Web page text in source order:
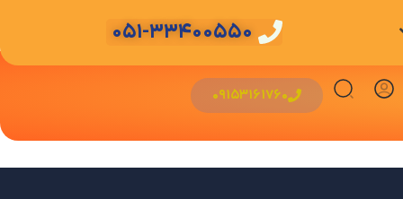
051-33400550
09153161760